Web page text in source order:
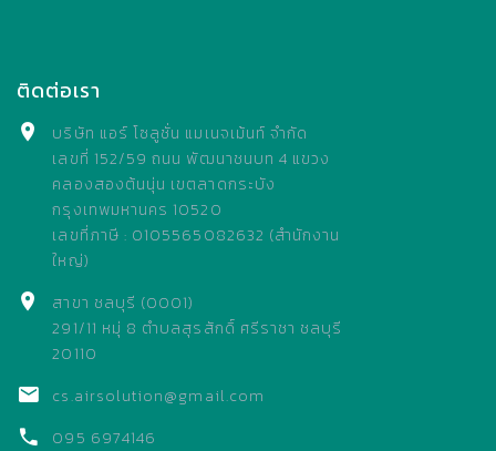
ติดต่อเรา
บริษัท แอร์ โซลูชั่น แมเนจเม้นท์ จำกัด
เลขที่ 152/59 ถนน พัฒนาชนบท 4 แขวง
คลองสองต้นนุ่น เขตลาดกระบัง
กรุงเทพมหานคร 10520
เลขที่ภาษี : 0105565082632 (สำนักงาน
ใหญ่)
สาขา ชลบุรี (0001)
291/11 หมุ่ 8 ตำบลสุรสักดิ์ ศรีราชา ชลบุรี
20110
cs.airsolution@gmail.com
095 6974146